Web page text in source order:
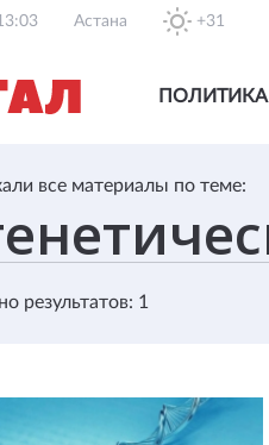
Астана +31
ПОЛИТИКА
все материалы по теме:
результатов: 1